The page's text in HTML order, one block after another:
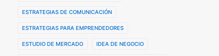
ESTRATEGIAS DE COMUNICACIÓN
ESTRATEGIAS PARA EMPRENDEDORES
ESTUDIO DE MERCADO IDEA DE NEGOCIO